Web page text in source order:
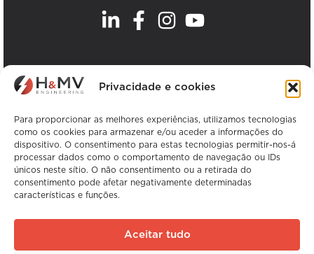
Privacidade e cookies
Para proporcionar as melhores experiências, utilizamos tecnologias
como os cookies para armazenar e/ou aceder a informações do
dispositivo. O consentimento para estas tecnologias permitir-nos-á
processar dados como o comportamento de navegação ou IDs
únicos neste sítio. O não consentimento ou a retirada do
consentimento pode afetar negativamente determinadas
características e funções.
Aceitar tudo
Os nossos escritórios .
Copyright © H&MV Engineering. Todos os
direitos reservados.
Sítio Web da Avalanche